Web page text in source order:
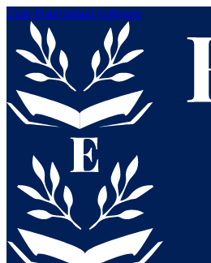
Zum Hauptinhalt springen